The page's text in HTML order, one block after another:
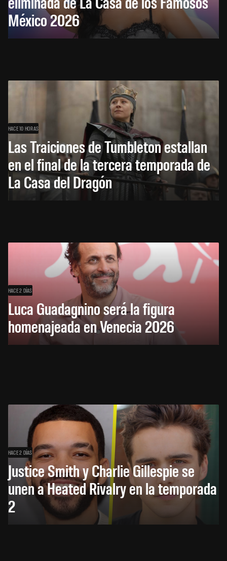
México 2026
HACE 10 HORAS
Las Traiciones de Tumbleton estallan
en el final de la tercera temporada de
La Casa del Dragón
HACE 2 DÍAS
Luca Guadagnino será la figura
homenajeada en Venecia 2026
HACE 2 DÍAS
Justice Smith y Charlie Gillespie se
unen a Heated Rivalry en la temporada
2